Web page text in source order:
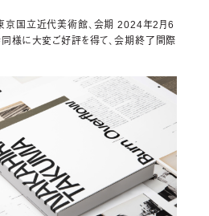
京国⽴近代美術館、会期 2024年2⽉6
同様に⼤変ご好評を得て、会期終了間際